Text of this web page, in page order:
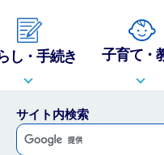
し・手続き 子育て・
サイト内検索